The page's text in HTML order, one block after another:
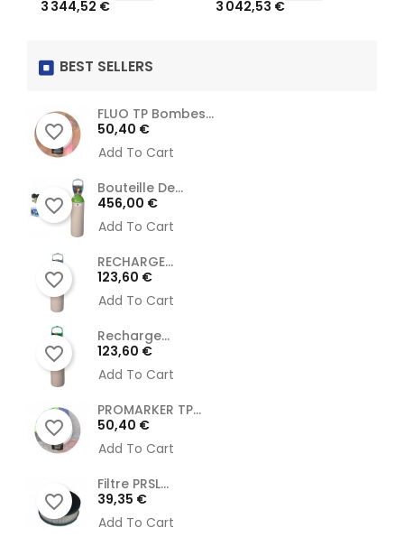
3 042,53 €
956,74 €
BEST SELLERS
FLUO TP Bombes...
Prix
50,40 €
Add To Cart
favorite_border
Bouteille De...
Prix
456,00 €
Add To Cart
favorite_border
RECHARGE...
Prix
123,60 €
Add To Cart
favorite_border
Recharge...
Prix
123,60 €
Add To Cart
favorite_border
PROMARKER TP...
Prix
50,40 €
Add To Cart
favorite_border
Filtre PRSL...
Prix
39,35 €
Add To Cart
favorite_border